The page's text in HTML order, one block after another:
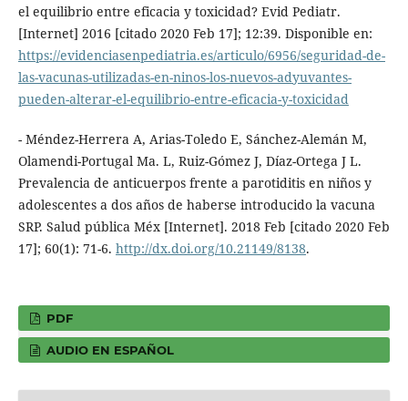
el equilibrio entre eficacia y toxicidad? Evid Pediatr.
[Internet] 2016 [citado 2020 Feb 17]; 12:39. Disponible en:
https://evidenciasenpediatria.es/articulo/6956/seguridad-de-
las-vacunas-utilizadas-en-ninos-los-nuevos-adyuvantes-
pueden-alterar-el-equilibrio-entre-eficacia-y-toxicidad
- Méndez-Herrera A, Arias-Toledo E, Sánchez-Alemán M,
Olamendi-Portugal Ma. L, Ruiz-Gómez J, Díaz-Ortega J L.
Prevalencia de anticuerpos frente a parotiditis en niños y
adolescentes a dos años de haberse introducido la vacuna
SRP. Salud pública Méx [Internet]. 2018 Feb [citado 2020 Feb
17]; 60(1): 71-6. http://dx.doi.org/10.21149/8138.
PDF
AUDIO EN ESPAÑOL